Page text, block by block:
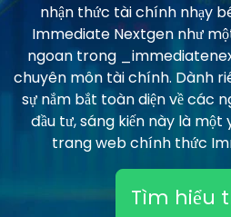
nhận thức tài chính nhạy
Immediate Nextgen như
ngoan trong
chuyên môn tài chính. Dành
sự nắm bắt toàn diện về các
đầu tư, sáng kiến này là một
trang web chính thức
Tìm hiểu